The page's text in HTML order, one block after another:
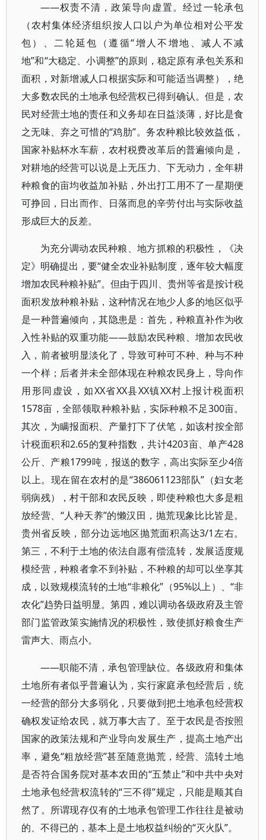
——权责不清，政策导向虚置。经过一轮承包
（农村集体经济组织按人口以户为单位相对公平发
包）、二轮延包（遵循“增人不增地、减人不减
地”和“大稳定、小调整”的原则，稳定原有承包关系和
面积，对新增减人口根据实际和可能适当调整），绝
大多数农民的土地承包经营权已得到确认。但是，农
民对经营土地的责任和义务却在日益淡薄，好比是食
之无味、弃之可惜的“鸡肋”。务农种粮比较效益低，
国家补贴杯水车薪，农村税费改革后的普遍倾向是，
对耕地的经营可以说是上无压力、下无动力，全年耕
种粮食的亩均收益加补贴，外出打工用不了一星期便
可挣回，日出而作、日落而息的辛劳付出与实际收益
形成巨大的反差。
为充分调动农民种粮、地方抓粮的积极性，《决
定》明确提出，要“健全农业补贴制度，逐年较大幅度
增加农民种粮补贴”。但由于四川、贵州等省是按计税
面积发放种粮补贴，这种情况在地少人多的地区似乎
是一种普遍倾向，其隐患是：首先，种粮直补作为收
入性补贴的双重功能——鼓励农民种粮、增加农民收
入，前者被明显淡化了，导致可种可不种、种与不种
一个样；后者并未全部体现在种粮农民身上，导向作
用形同虚设，如XX省XX县XX镇XX村上报计税面积
1578亩，全部领取种粮补贴，实际种粮不足300亩。
其次，为瞒报面积、产量打下了伏笔，如该村按全部
计税面积和2.65的复种指数，共计4203亩、单产428
公斤、产粮1799吨，报送的数字，高出实际至少4倍
以上。现在留在农村的是“386061123部队”（妇女老
弱病残），村干部和农民反映，即使种粮也大多是粗
放经营、“人种天养”的懒汉田，抛荒现象比比皆是。
贵州省反映，部分边远地区抛荒面积高达3/1左右。
第三，不利于土地的依法自愿有偿流转，发展适度规
模经营，种粮者拿不到补贴，不种粮的却可以坐享其
成，以致规模流转的土地“非粮化”（95%以上）、“非
农化”趋势日益明显。第四，难以调动各级政府及主管
部门监管政策实施情况的积极性，致使抓好粮食生产
雷声大、雨点小。
——职能不清，承包管理缺位。各级政府和集体
土地所有者似乎普遍认为，实行家庭承包经营后，统
一经营的部分大多弱化，只要做到把土地承包经营权
确权发证给农民，就万事大吉了。至于农民是否按照
国家的政策法规和产业导向发展生产，提高土地产出
率，避免“粗放经营”甚至随意抛荒，经营、流转土地
是否符合国务院对基本农田的“五禁止”和中共中央对
土地承包经营权流转的“三不得”规定，只能是顺其自
然了。所谓现存仅有的土地承包管理工作往往是被动
的、不得已的，基本上是土地权益纠纷的“灭火队”。